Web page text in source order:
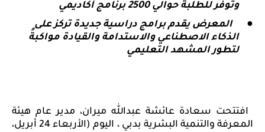
وتوفر للطلبة حوالي 2500 برنامج أكاديمي
●
المعرض يقدم برامج دراسية جديدة تركز على
الذكاء الاصطناعي والاستدامة والقيادة مواكبةً
لتطور المشهد التعليمي
افتتحت سعادة عائشة عبدالله ميران، مدير عام هيئة
المعرفة والتنمية البشرية بدبي ،
اليوم (الأربعاء 24 أبريل،